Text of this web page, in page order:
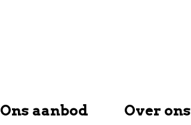
Ons aanbod Over ons